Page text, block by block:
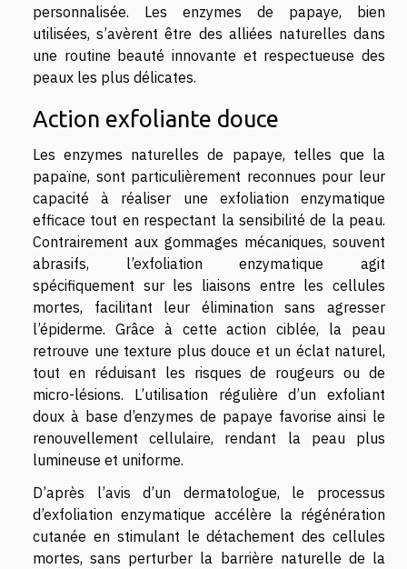
personnalisée. Les enzymes de papaye, bien
utilisées, s’avèrent être des alliées naturelles dans
une routine beauté innovante et respectueuse des
peaux les plus délicates.
Action exfoliante douce
Les enzymes naturelles de papaye, telles que la
papaïne, sont particulièrement reconnues pour leur
capacité à réaliser une exfoliation enzymatique
efficace tout en respectant la sensibilité de la peau.
Contrairement aux gommages mécaniques, souvent
abrasifs, l’exfoliation enzymatique agit
spécifiquement sur les liaisons entre les cellules
mortes, facilitant leur élimination sans agresser
l’épiderme. Grâce à cette action ciblée, la peau
retrouve une texture plus douce et un éclat naturel,
tout en réduisant les risques de rougeurs ou de
micro-lésions. L’utilisation régulière d’un exfoliant
doux à base d’enzymes de papaye favorise ainsi le
renouvellement cellulaire, rendant la peau plus
lumineuse et uniforme.
D’après l’avis d’un dermatologue, le processus
d’exfoliation enzymatique accélère la régénération
cutanée en stimulant le détachement des cellules
mortes, sans perturber la barrière naturelle de la